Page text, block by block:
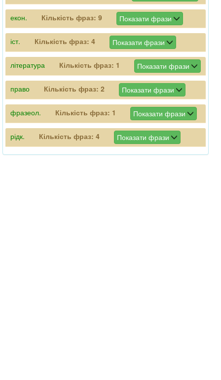
екон. Кількість фраз: 9 Показати фрази
іст. Кількість фраз: 4 Показати фрази
література Кількість фраз: 1 Показати фрази
право Кількість фраз: 2 Показати фрази
фразеол. Кількість фраз: 1 Показати фрази
рідк. Кількість фраз: 4 Показати фрази